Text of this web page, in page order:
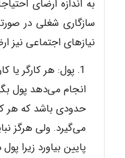
به اندازه ارضای
سازگاری شغلی در
نیازهای اجتماعی نیز
پول: هر کارگر یا
انجام می‌دهد پول
حدودی باشد که هر
می‌گیرد. ولی هرگز
پایین بیاورد زیرا